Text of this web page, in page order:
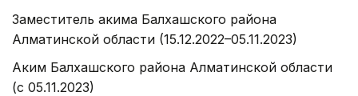
Заместитель акима Балхашского района
Алматинской области (15.12.2022–05.11.2023)
Аким Балхашского района Алматинской области
(с 05.11.2023)